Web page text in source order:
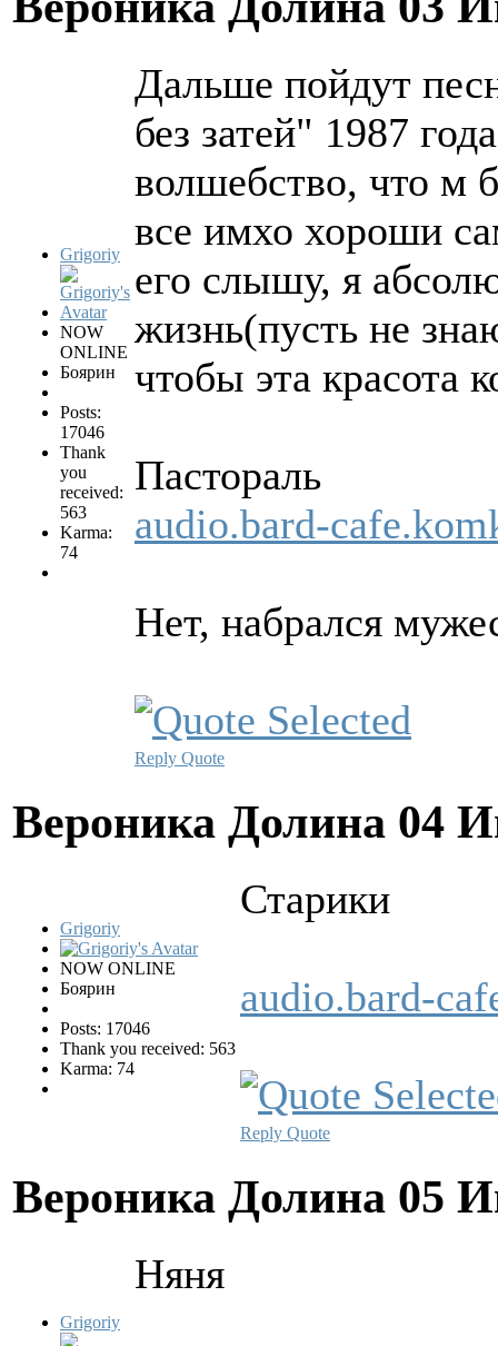
Grigoriy
NOW
ONLINE
Боярин
Posts:
17046
Thank
you
received:
563
Karma:
74
Дальше пойдут
без затей" 1987
волшебство, что м
все имхо хороши
его слышу, я
жизнь(пусть не
чтобы эта красота
Пастоpаль
audio.bard-
Нет, набрался
Reply Quote
Вероника Долина 04
Grigoriy
NOW ONLINE
Боярин
Posts: 17046
Thank you received: 563
Karma: 74
Стаpики
audio.bard-
Reply Quote
Вероника Долина 05
Grigoriy
Hяня